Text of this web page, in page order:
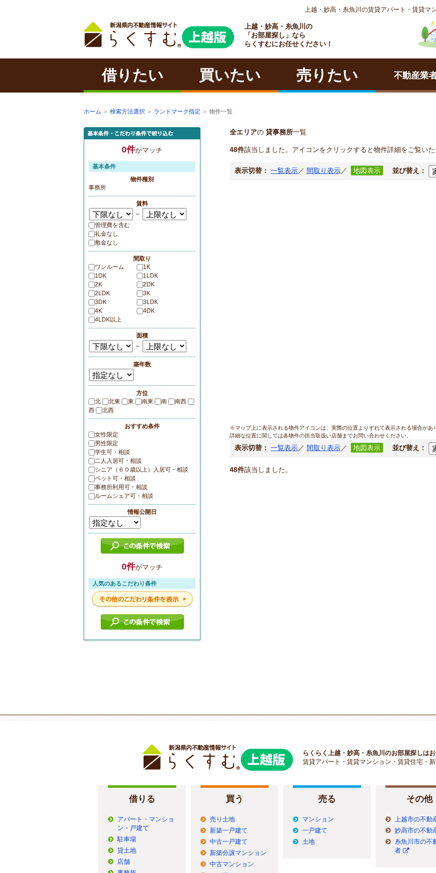
上越・妙高・糸魚川の賃貸アパート・賃貸マ
ラクチン
上越・妙高・糸魚川の
「お部屋探し」なら
らくすむにお任せください！
借りたい 買いたい 売りたい 不動産業
ホーム ＞ 検索方法選択 ＞ ランドマーク指定 ＞ 物件一覧
全エリアの 貸事務所一覧
48件該当しました。アイコンをクリックすると物件詳細をご覧い
表示切替： 一覧表示／ 間取り表示／ 地図表示 並び替え：
※マップ上に表示される物件アイコンは、実際の位置よりずれて表示される場合があ
詳細な位置に関しては各物件の担当取扱い店舗までお問い合わせください。
表示切替： 一覧表示／ 間取り表示／ 地図表示 並び替え：
48件該当しました。
0件がマッチ
基本条件
物件種別
事務所
賃料
～
管理費を含む
礼金なし
敷金なし
間取り
ワンルーム
1K
1DK
1LDK
2K
2DK
2LDK
3K
3DK
3LDK
4K
4DK
4LDK以上
面積
～
築年数
方位
北
北東 東 南東 南
南西
西
北西
おすすめ条件
女性限定
男性限定
学生可・相談
二人入居可・相談
シニア（６０歳以上）入居可・相談
ペット可・相談
事務所利用可・相談
ルームシェア可・相談
情報公開日
0件がマッチ
人気のあるこだわり条件
らくらく上越・妙高・糸魚川のお部屋探しは
賃貸アパート・賃貸マンション・賃貸住宅・
借りる
アパート・マンショ
ン・戸建て
駐車場
貸土地
店舗
買う
売り土地
新築一戸建て
中古一戸建て
新築分譲マンション
中古マンション
売る
マンション
一戸建て
土地
その他
上越市の不動
妙高市の不動
糸魚川市の不
者